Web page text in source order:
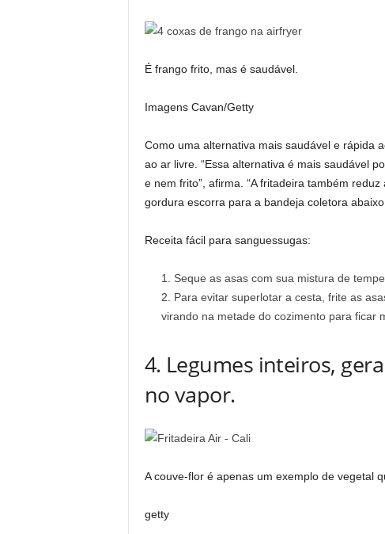
É frango frito, mas é saudável.
Imagens Cavan/Getty
Como uma alternativa mais saudável e rápida
ao ar livre. “Essa alternativa é mais saudável
e nem frito”, afirma. “A fritadeira também
gordura escorra para a bandeja coletora
Receita fácil para sanguessugas:
Seque as asas com sua mistura de
Para evitar superlotar a cesta, frite as
virando na metade do cozimento para ficar
4. Legumes inteiros,
no vapor.
A couve-flor é apenas um exemplo de vegetal
getty